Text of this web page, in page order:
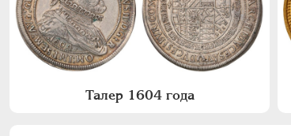
Талер 1604 года